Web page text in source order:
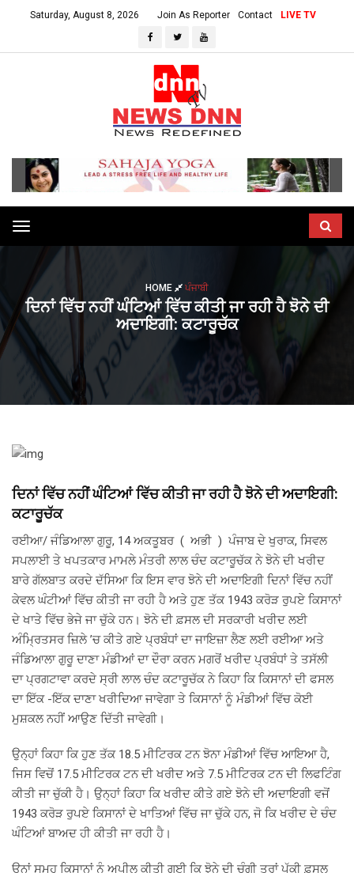
Saturday, August 8, 2026 Join As Reporter Contact LIVE TV
Toggle
navigation
HOME ਪੰਜਾਬੀ
ਦਿਨਾਂ ਵਿੱਚ ਨਹੀਂ ਘੰਟਿਆਂ ਵਿੱਚ ਕੀਤੀ ਜਾ ਰਹੀ ਹੈ ਝੋਨੇ ਦੀ
ਅਦਾਇਗੀ: ਕਟਾਰੂਚੱਕ
ਦਿਨਾਂ ਵਿੱਚ ਨਹੀਂ ਘੰਟਿਆਂ ਵਿੱਚ ਕੀਤੀ ਜਾ ਰਹੀ ਹੈ ਝੋਨੇ ਦੀ ਅਦਾਇਗੀ:
ਕਟਾਰੂਚੱਕ
ਰਈਆ/ ਜੰਡਿਆਲਾ ਗੁਰੂ, 14 ਅਕਤੂਬਰ ( ਅਭੀ ) ਪੰਜਾਬ ਦੇ ਖੁਰਾਕ, ਸਿਵਲ
ਸਪਲਾਈ ਤੇ ਖਪਤਕਾਰ ਮਾਮਲੇ ਮੰਤਰੀ ਲਾਲ ਚੰਦ ਕਟਾਰੂਚੱਕ ਨੇ ਝੋਨੇ ਦੀ ਖਰੀਦ
ਬਾਰੇ ਗੱਲਬਾਤ ਕਰਦੇ ਦੱਸਿਆ ਕਿ ਇਸ ਵਾਰ ਝੋਨੇ ਦੀ ਅਦਾਇਗੀ ਦਿਨਾਂ ਵਿੱਚ ਨਹੀਂ
ਕੇਵਲ ਘੰਟੀਆਂ ਵਿੱਚ ਕੀਤੀ ਜਾ ਰਹੀ ਹੈ ਅਤੇ ਹੁਣ ਤੱਕ 1943 ਕਰੋੜ ਰੁਪਏ ਕਿਸਾਨਾਂ
ਦੇ ਖਾਤੇ ਵਿੱਚ ਭੇਜੇ ਜਾ ਚੁੱਕੇ ਹਨ। ਝੋਨੇ ਦੀ ਫ਼ਸਲ ਦੀ ਸਰਕਾਰੀ ਖਰੀਦ ਲਈ
ਅੰਮ੍ਰਿਤਸਰ ਜ਼ਿਲੇ ’ਚ ਕੀਤੇ ਗਏ ਪ੍ਰਬੰਧਾਂ ਦਾ ਜਾਇਜ਼ਾ ਲੈਣ ਲਈ ਰਈਆ ਅਤੇ
ਜੰਡਿਆਲਾ ਗੁਰੂ ਦਾਣਾ ਮੰਡੀਆਂ ਦਾ ਦੌਰਾ ਕਰਨ ਮਗਰੋਂ ਖਰੀਦ ਪ੍ਰਬੰਧਾਂ ਤੇ ਤਸੱਲੀ
ਦਾ ਪ੍ਰਗਟਾਵਾ ਕਰਦੇ ਸ੍ਰੀ ਲਾਲ ਚੰਦ ਕਟਾਰੂਚੱਕ ਨੇ ਕਿਹਾ ਕਿ ਕਿਸਾਨਾਂ ਦੀ ਫਸਲ
ਦਾ ਇੱਕ -ਇੱਕ ਦਾਣਾ ਖਰੀਦਿਆ ਜਾਵੇਗਾ ਤੇ ਕਿਸਾਨਾਂ ਨੂੰ ਮੰਡੀਆਂ ਵਿੱਚ ਕੋਈ
ਮੁਸ਼ਕਲ ਨਹੀਂ ਆਉਣ ਦਿੱਤੀ ਜਾਵੇਗੀ।
ਉਨ੍ਹਾਂ ਕਿਹਾ ਕਿ ਹੁਣ ਤੱਕ 18.5 ਮੀਟਿਰਕ ਟਨ ਝੋਨਾ ਮੰਡੀਆਂ ਵਿੱਚ ਆਇਆ ਹੈ,
ਜਿਸ ਵਿਚੋਂ 17.5 ਮੀਟਿਰਕ ਟਨ ਦੀ ਖਰੀਦ ਅਤੇ 7.5 ਮੀਟਿਰਕ ਟਨ ਦੀ ਲਿਫਟਿੰਗ
ਕੀਤੀ ਜਾ ਚੁੱਕੀ ਹੈ। ਉਨ੍ਹਾਂ ਕਿਹਾ ਕਿ ਖਰੀਦ ਕੀਤੇ ਗਏ ਝੋਨੇ ਦੀ ਅਦਾਇਗੀ ਵਜੋਂ
1943 ਕਰੋੜ ਰੁਪਏ ਕਿਸਾਨਾਂ ਦੇ ਖਾਤਿਆਂ ਵਿੱਚ ਜਾ ਚੁੱਕੇ ਹਨ, ਜੋ ਕਿ ਖਰੀਦ ਦੇ ਚੰਦ
ਘੰਟਿਆਂ ਬਾਅਦ ਹੀ ਕੀਤੀ ਜਾ ਰਹੀ ਹੈ।
ਉਨਾਂ ਸਮੂਹ ਕਿਸਾਨਾਂ ਨੂੰ ਅਪੀਲ ਕੀਤੀ ਗਈ ਕਿ ਝੋਨੇ ਦੀ ਚੰਗੀ ਤਰਾਂ ਪੱਕੀ ਫ਼ਸਲ